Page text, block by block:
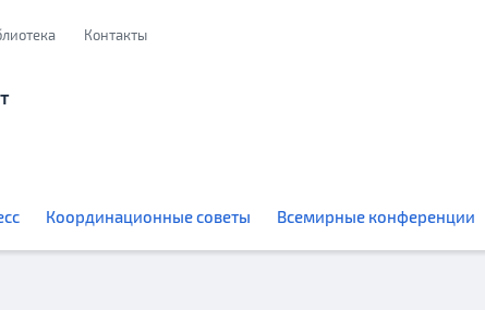
Контакты
Координационные советы Всемирные конференции